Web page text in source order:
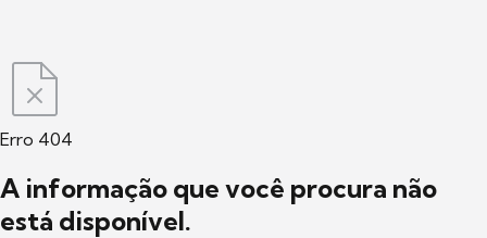
Erro 404
A informação que você procura não
está disponível.